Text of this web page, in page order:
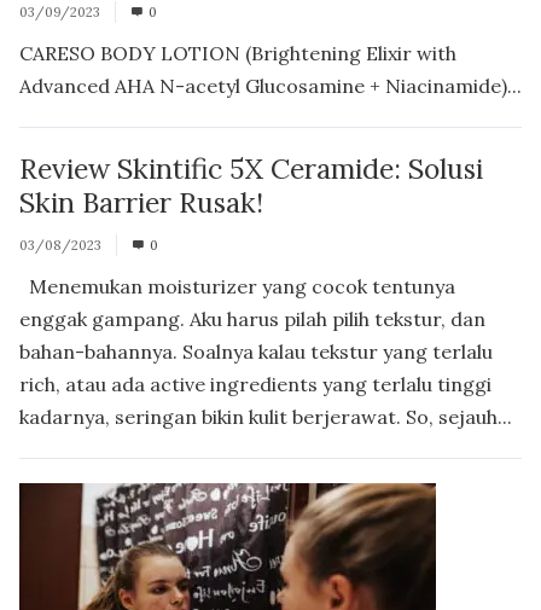
03/09/2023 0
CARESO BODY LOTION (Brightening Elixir with
Advanced AHA N-acetyl Glucosamine + Niacinamide)...
Review Skintific 5X Ceramide: Solusi
Skin Barrier Rusak!
03/08/2023 0
Menemukan moisturizer yang cocok tentunya
enggak gampang. Aku harus pilah pilih tekstur, dan
bahan-bahannya. Soalnya kalau tekstur yang terlalu
rich, atau ada active ingredients yang terlalu tinggi
kadarnya, seringan bikin kulit berjerawat. So, sejauh...